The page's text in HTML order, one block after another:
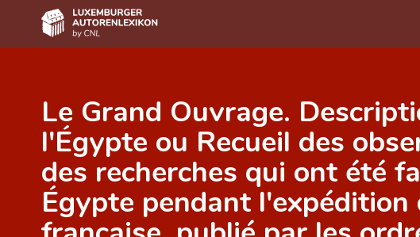
Autor(inn)en A-Z
Erweiterte Suche
Häufige Fragen und Antworten
CNL
Le Grand Ouvrage.
l'Égypte ou Recueil des
des recherches qui ont été
Égypte pendant l'expédition